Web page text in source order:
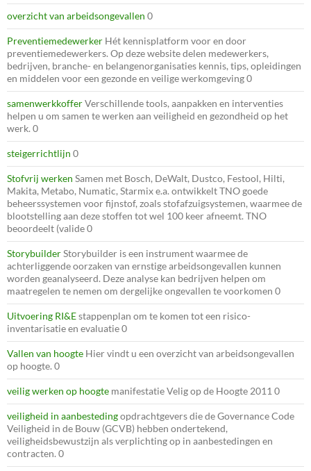
overzicht van arbeidsongevallen 0
Preventiemedewerker Hét kennisplatform voor en door
preventiemedewerkers. Op deze website delen medewerkers,
bedrijven, branche- en belangenorganisaties kennis, tips, opleidingen
en middelen voor een gezonde en veilige werkomgeving 0
samenwerkkofferVerschillende tools, aanpakken en interventies
helpen u om samen te werken aan veiligheid en gezondheid op het
werk. 0
steigerrichtlijn 0
Stofvrij werken Samen met Bosch, DeWalt, Dustco, Festool, Hilti,
Makita, Metabo, Numatic, Starmix e.a. ontwikkelt TNO goede
beheerssystemen voor fijnstof, zoals stofafzuigsystemen, waarmee de
blootstelling aan deze stoffen tot wel 100 keer afneemt. TNO
beoordeelt (valide 0
StorybuilderStorybuilder is een instrument waarmee de
achterliggende oorzaken van ernstige arbeidsongevallen kunnen
worden geanalyseerd. Deze analyse kan bedrijven helpen om
maatregelen te nemen om dergelijke ongevallen te voorkomen 0
Uitvoering RI&Estappenplan om te komen tot een risico-
inventarisatie en evaluatie 0
Vallen van hoogte Hier vindt u een overzicht van arbeidsongevallen
op hoogte. 0
veilig werken op hoogte manifestatie Velig op de Hoogte 2011 0
veiligheid in aanbestedingopdrachtgevers die de Governance Code
Veiligheid in de Bouw (GCVB) hebben ondertekend,
veiligheidsbewustzijn als verplichting op in aanbestedingen en
contracten. 0